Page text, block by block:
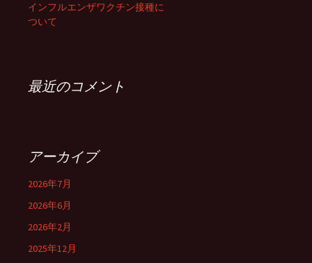
インフルエンザワクチン接種に
ついて
最近のコメント
アーカイブ
2026年7月
2026年6月
2026年2月
2025年12月